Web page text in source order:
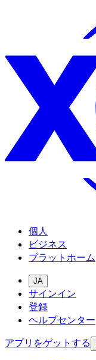
個人
ビジネス
プラットホーム
JA
サインイン
登録
ヘルプセンター
アプリをゲットする